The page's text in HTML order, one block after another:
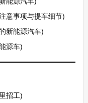
意事项与提车细节)
新能源汽车)
源车)
招工)